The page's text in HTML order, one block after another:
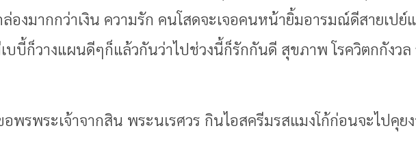
องมากกว่าเงิน ความรัก คนโสดจะเจอคนหน้ายิ้มอารมณ์ดีสายเปย์
บบี้ก็วางแผนดีๆก็แล้วกันว่าไปช่วงนี้ก็รักกันดี สุขภาพ โรควิตกกังวล
อพรพระเจ้าจากสิน พระนเรศวร กินไอสครีมรสแมงโก้ก่อนจะไปคุย